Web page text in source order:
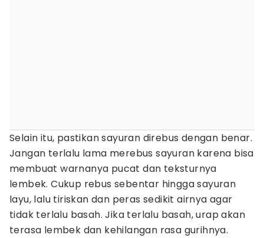
Selain itu, pastikan sayuran direbus dengan benar.
Jangan terlalu lama merebus sayuran karena bisa
membuat warnanya pucat dan teksturnya
lembek. Cukup rebus sebentar hingga sayuran
layu, lalu tiriskan dan peras sedikit airnya agar
tidak terlalu basah. Jika terlalu basah, urap akan
terasa lembek dan kehilangan rasa gurihnya.